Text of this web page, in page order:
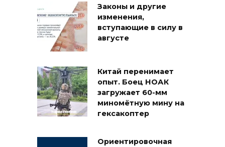
Законы и другие
изменения,
вступающие в силу в
августе
Китай перенимает
опыт. Боец НОАК
загружает 60-мм
миномётную мину на
гексакоптер
Ориентировочная